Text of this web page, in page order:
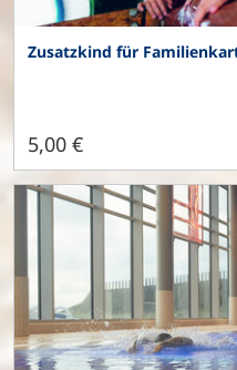
Zusatzkind für
5,00 €